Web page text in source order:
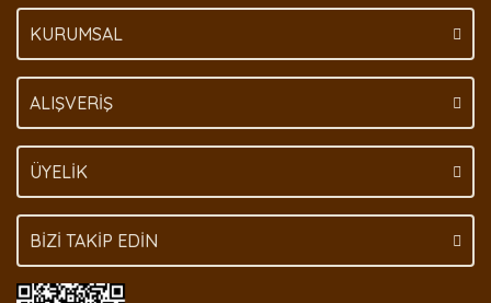
KURUMSAL
ALIŞVERİŞ
ÜYELİK
BİZİ TAKİP EDİN